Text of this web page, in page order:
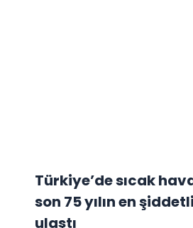
Türkiye’de sıcak
son 75 yılın en
ulaştı